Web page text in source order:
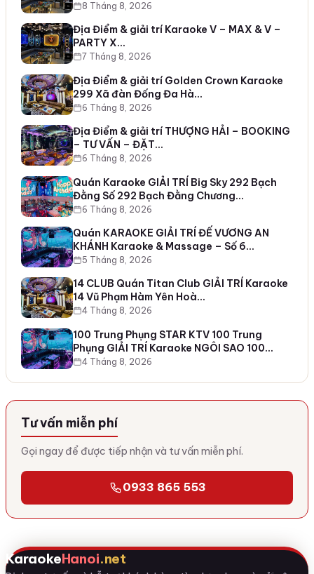
8 Tháng 8, 2026
Địa Điểm & giải trí Karaoke V – MAX & V –
PARTY X…
7 Tháng 8, 2026
Địa Điểm & giải trí Golden Crown Karaoke
299 Xã đàn Đống Đa Hà…
6 Tháng 8, 2026
Địa Điểm & giải trí THƯỢNG HẢI – BOOKING
– TƯ VẤN – ĐẶT…
6 Tháng 8, 2026
Quán Karaoke GIẢI TRÍ Big Sky 292 Bạch
Đằng Số 292 Bạch Đằng Chương…
6 Tháng 8, 2026
Quán KARAOKE GIẢI TRÍ ĐẾ VƯƠNG AN
KHÁNH Karaoke & Massage – Số 6…
5 Tháng 8, 2026
14 CLUB Quán Titan Club GIẢI TRÍ Karaoke
14 Vũ Phạm Hàm Yên Hoà…
4 Tháng 8, 2026
100 Trung Phụng STAR KTV 100 Trung
Phụng GIẢI TRÍ Karaoke NGÔI SAO 100…
4 Tháng 8, 2026
Tư vấn miễn phí
Gọi ngay để được tiếp nhận và tư vấn miễn phí.
0933 865 553
KaraokeHanoi.net